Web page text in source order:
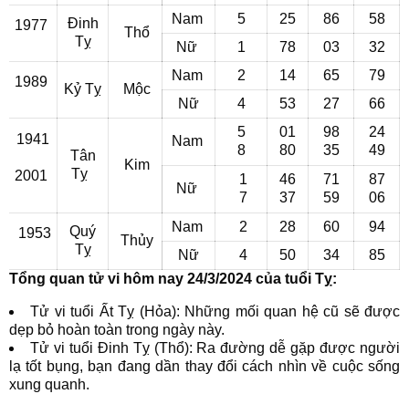
1977
Đinh
Tỵ
Thổ
Nam 5 25 86
58
Nữ
1 78 03 32
1989 Kỷ Tỵ Mộc
Nam 2 14 65
79
Nữ
4 53 27 66
1941
2001
Tân
Tỵ
Kim
Nam
5
8
01
80
98
35
24
49
Nữ
1
7
46
37
71
59
87
06
1953
Quý
Tỵ
Thủy
Nam 2 28 60
94
Nữ
4 50 34
85
Tổng quan tử vi hôm nay 24/3/2024 của tuổi Tỵ:
Tử vi tuổi Ất Tỵ (Hỏa): Những mối quan hệ cũ sẽ được
dẹp bỏ hoàn toàn trong ngày này.
Tử vi tuổi Đinh Tỵ (Thổ): Ra đường dễ gặp được người
lạ tốt bụng, bạn đang dần thay đổi cách nhìn về cuộc sống
xung quanh.